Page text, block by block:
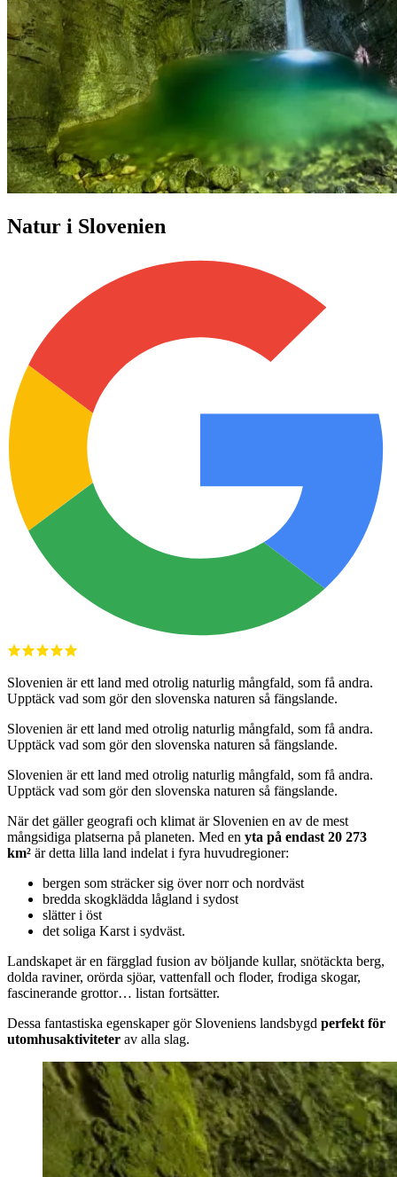
Natur i Slovenien
Slovenien är ett land med otrolig naturlig mångfald, som få andra.
Upptäck vad som gör den slovenska naturen så fängslande.
Slovenien är ett land med otrolig naturlig mångfald, som få andra.
Upptäck vad som gör den slovenska naturen så fängslande.
Slovenien är ett land med otrolig naturlig mångfald, som få andra.
Upptäck vad som gör den slovenska naturen så fängslande.
När det gäller geografi och klimat är Slovenien en av de mest
mångsidiga platserna på planeten. Med en yta på endast 20 273
km² är detta lilla land indelat i fyra huvudregioner:
bergen som sträcker sig över norr och nordväst
bredda skogklädda lågland i sydost
slätter i öst
det soliga Karst i sydväst.
Landskapet är en färgglad fusion av böljande kullar, snötäckta berg,
dolda raviner, orörda sjöar, vattenfall och floder, frodiga skogar,
fascinerande grottor… listan fortsätter.
Dessa fantastiska egenskaper gör Sloveniens landsbygd perfekt för
utomhusaktiviteter av alla slag.